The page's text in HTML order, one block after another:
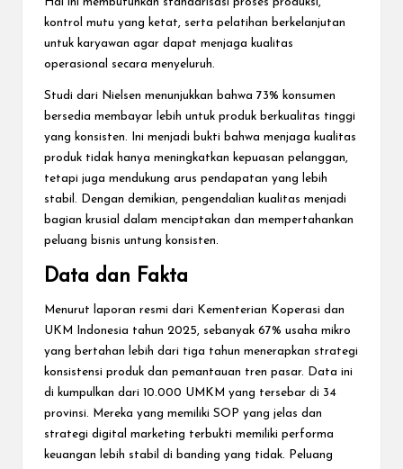
kontrol mutu yang ketat, serta pelatihan berkelanjutan
untuk karyawan agar dapat menjaga kualitas
operasional secara menyeluruh.
Studi dari Nielsen menunjukkan bahwa 73% konsumen
bersedia membayar lebih untuk produk berkualitas tinggi
yang konsisten. Ini menjadi bukti bahwa menjaga kualitas
produk tidak hanya meningkatkan kepuasan pelanggan,
tetapi juga mendukung arus pendapatan yang lebih
stabil. Dengan demikian, pengendalian kualitas menjadi
bagian krusial dalam menciptakan dan mempertahankan
peluang bisnis untung konsisten.
Data dan Fakta
Menurut laporan resmi dari Kementerian Koperasi dan
UKM Indonesia tahun 2025, sebanyak 67% usaha mikro
yang bertahan lebih dari tiga tahun menerapkan strategi
konsistensi produk dan pemantauan tren pasar. Data ini
di kumpulkan dari 10.000 UMKM yang tersebar di 34
provinsi. Mereka yang memiliki SOP yang jelas dan
strategi digital marketing terbukti memiliki performa
keuangan lebih stabil di banding yang tidak. Peluang